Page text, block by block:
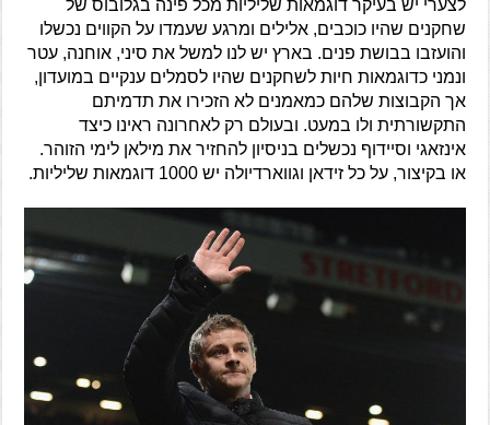
לצערי יש בעיקר דוגמאות שליליות מכל פינה בגלובוס של
שחקנים שהיו כוכבים, אלילים ומרגע שעמדו על הקווים נכשלו
והועזבו בבושת פנים. בארץ יש לנו למשל את סיני, אוחנה, עטר
ונמני כדוגמאות חיות לשחקנים שהיו לסמלים ענקיים במועדון,
אך הקבוצות שלהם כמאמנים לא הזכירו את תדמיתם
התקשורתית ולו במעט. ובעולם רק לאחרונה ראינו כיצד
אינזאגי וסיידוף נכשלים בניסיון להחזיר את מילאן לימי הזוהר.
או בקיצור, על כל זידאן וגווארדיולה יש 1000 דוגמאות שליליות.